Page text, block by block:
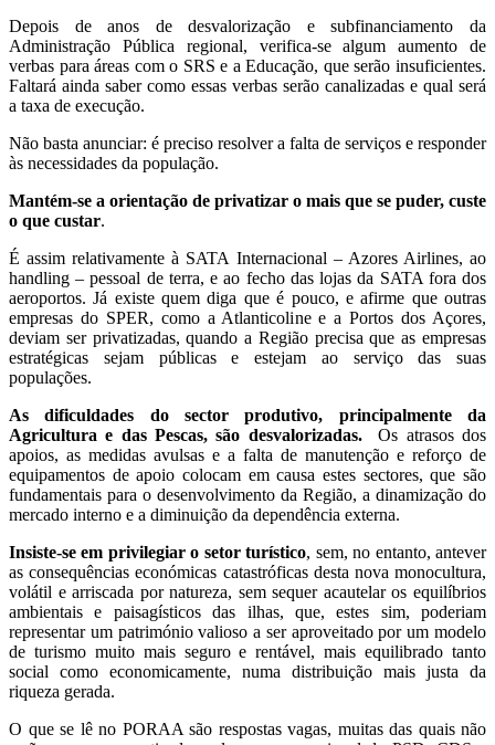
Depois de anos de desvalorização e subfinanciamento da
Administração Pública regional, verifica-se algum aumento de
verbas para áreas com o SRS e a Educação, que serão insuficientes.
Faltará ainda saber como essas verbas serão canalizadas e qual será
a taxa de execução.
Não basta anunciar: é preciso resolver a falta de serviços e responder
às necessidades da população.
Mantém-se a orientação de privatizar o mais que se puder, custe
o que custar.
É assim relativamente à SATA Internacional – Azores Airlines, ao
handling – pessoal de terra, e ao fecho das lojas da SATA fora dos
aeroportos. Já existe quem diga que é pouco, e afirme que outras
empresas do SPER, como a Atlanticoline e a Portos dos Açores,
deviam ser privatizadas, quando a Região precisa que as empresas
estratégicas sejam públicas e estejam ao serviço das suas
populações.
As dificuldades do sector produtivo, principalmente da
Agricultura e das Pescas, são desvalorizadas.
Os atrasos dos
apoios, as medidas avulsas e a falta de manutenção e reforço de
equipamentos de apoio colocam em causa estes sectores, que são
fundamentais para o desenvolvimento da Região, a dinamização do
mercado interno e a diminuição da dependência externa.
Insiste-se em privilegiar o setor turístico, sem, no entanto, antever
as consequências económicas catastróficas desta nova monocultura,
volátil e arriscada por natureza, sem sequer acautelar os equilíbrios
ambientais e paisagísticos das ilhas, que, estes sim, poderiam
representar um património valioso a ser aproveitado por um modelo
de turismo muito mais seguro e rentável, mais equilibrado tanto
social como economicamente, numa distribuição mais justa da
riqueza gerada.
O que se lê no PORAA são respostas vagas, muitas das quais não